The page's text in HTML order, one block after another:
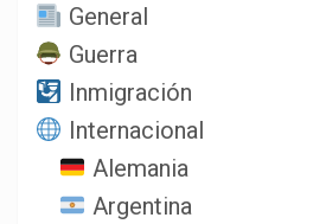
General
Guerra
Inmigración
Internacional
Alemania
Argentina